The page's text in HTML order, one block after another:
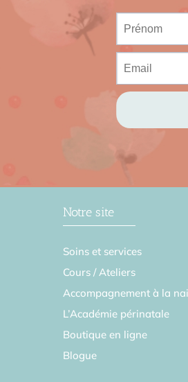
Notre site
Soins et services
Cours / Ateliers
Accompagnement à la
L’Académie périnatale
Boutique en ligne
Blogue